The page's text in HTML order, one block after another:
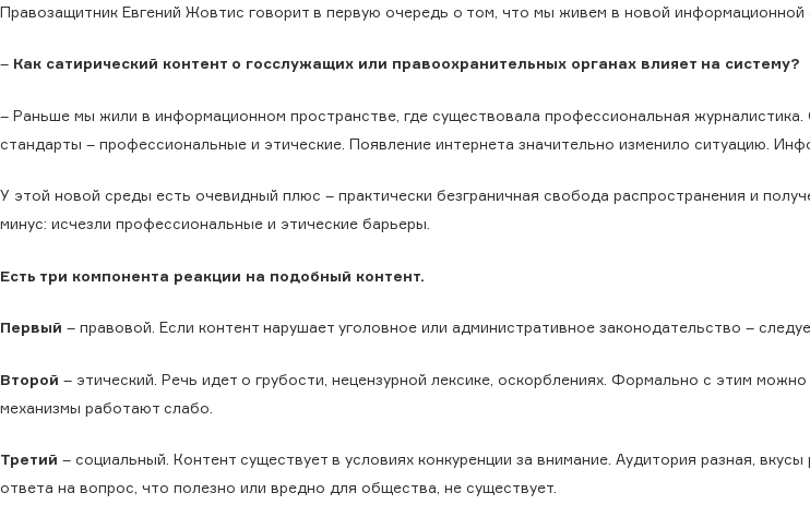
Правозащитник Евгений Жовтис говорит в первую очередь о том, что мы живем в новой информационной
– Как сатирический контент о госслужащих или правоохранительных органах влияет на систему?
– Раньше мы жили в информационном пространстве, где существовала профессиональная
стандарты – профессиональные и этические. Появление интернета значительно изменило ситуацию.
У этой новой среды есть очевидный плюс – практически безграничная свобода распространения и
минус: исчезли профессиональные и этические барьеры.
Есть три компонента реакции на подобный контент.
Первый – правовой. Если контент нарушает уголовное или административное законодательство –
Второй – этический. Речь идет о грубости, нецензурной лексике, оскорблениях. Формально с этим
механизмы работают слабо.
Третий – социальный. Контент существует в условиях конкуренции за внимание. Аудитория разная, вкусы
ответа на вопрос, что полезно или вредно для общества, не существует.